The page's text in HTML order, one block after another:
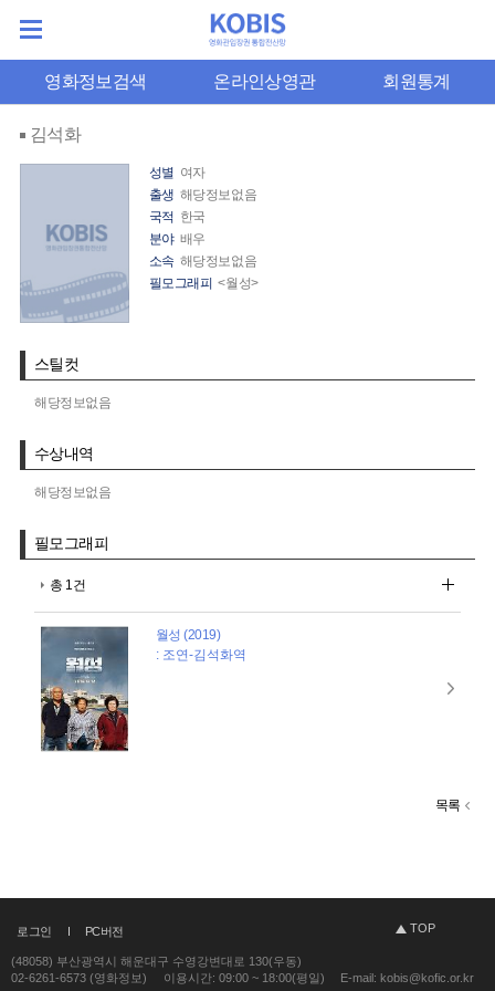
영화정보검색 온라인상영관 회원통계
김석화
성별 여자
출생 해당정보없음
국적 한국
분야 배우
소속 해당정보없음
필모그래피 <월성>
스틸컷
해당정보없음
수상내역
해당정보없음
필모그래피
총 1건
월성 (2019)
: 조연-김석화역
목록
로그인 PC버전 TOP
(48058) 부산광역시 해운대구 수영강변대로 130(우동)
02-6261-6573 (영화정보)
이용시간: 09:00 ~ 18:00(평일) E-mail: kobis@kofic.or.kr